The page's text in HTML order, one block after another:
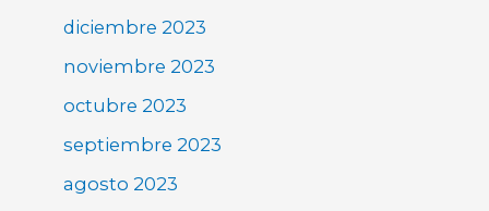
diciembre 2023
noviembre 2023
octubre 2023
septiembre 2023
agosto 2023